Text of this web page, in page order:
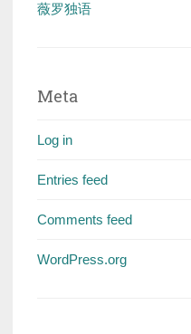
薇罗独语
Meta
Log in
Entries feed
Comments feed
WordPress.org